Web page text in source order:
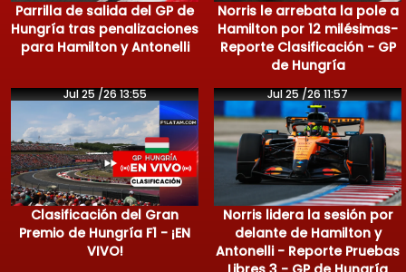
Parrilla de salida del GP de
Hungría tras penalizaciones
para Hamilton y Antonelli
Norris le arrebata la pole a
Hamilton por 12 milésimas-
Reporte Clasificación - GP
de Hungría
Jul 25 /26 13:55
Clasificación del Gran
Premio de Hungría F1 - ¡EN
VIVO!
Jul 25 /26 11:57
Norris lidera la sesión por
delante de Hamilton y
Antonelli - Reporte Pruebas